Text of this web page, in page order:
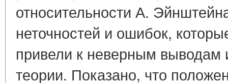
относительности А.
неточностей и ошибок,
привели к неверным выводам
теории. Показано, что